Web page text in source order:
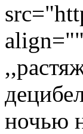
ночью